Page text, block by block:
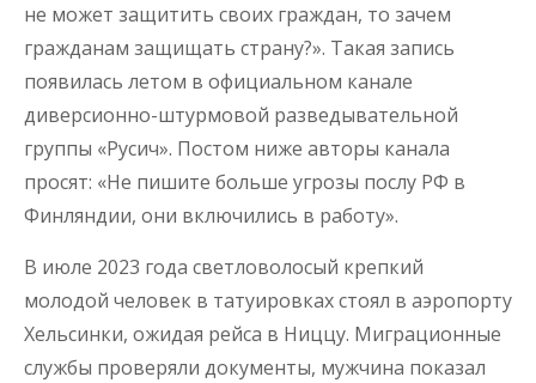
не может защитить своих граждан, то зачем
гражданам защищать страну?». Такая запись
появилась летом в официальном канале
диверсионно-штурмовой разведывательной
группы «Русич». Постом ниже авторы канала
просят: «Не пишите больше угрозы послу РФ в
Финляндии, они включились в работу».
В июле 2023 года светловолосый крепкий
молодой человек в татуировках стоял в аэропорту
Хельсинки, ожидая рейса в Ниццу. Миграционные
службы проверяли документы, мужчина показал